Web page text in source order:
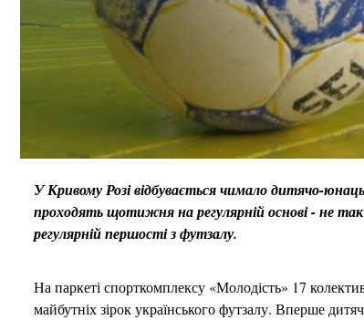
У Кривому Розі відбувається чимало дитячо-
проходять щотижня на регулярній основі - не
регулярній першості з футзалу.
На паркеті спорткомплексу «Молодість» 17
майбутніх зірок українського футзалу. Вперше